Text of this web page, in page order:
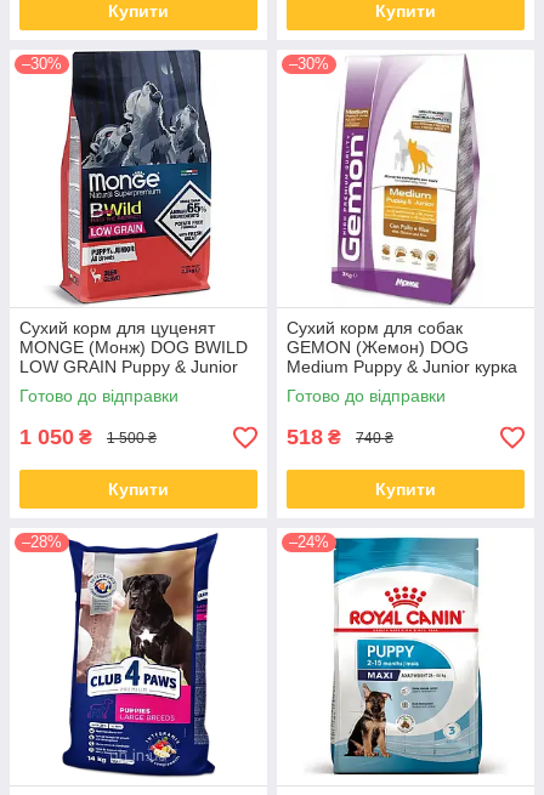
Купити Купити
–30%
Сухий корм для цуценят
MONGE (Монж) DOG BWILD
LOW GRAIN Puppy & Junior
оленина 2.5 кг (термін до
26.09)
Готово до відправки
1 050 ₴ 1 500 ₴
Купити
–30%
Сухий корм для собак
GEMON (Жемон) DOG
Medium Puppy & Junior курка
з рисом 3 кг (термін до 29.07)
Готово до відправки
518 ₴ 740 ₴
Купити
–28% –24%